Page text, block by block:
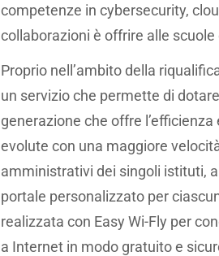
competenze in cybersecurity,
collaborazioni è offrire alle
Proprio nell’ambito della
un servizio che permette di
generazione che offre
evolute con una maggiore
amministrativi dei singoli istituti,
portale personalizzato per
realizzata con Easy Wi-Fly per
a Internet in modo gratuito e